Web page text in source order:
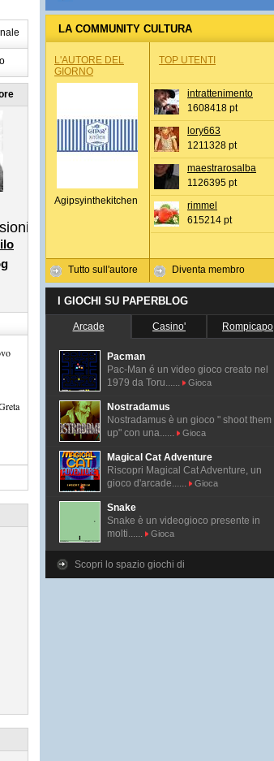
LA COMMUNITY CULTURA
L'AUTORE DEL
GIORNO
Agipsyinthekitchen
Tutto sull'autore
TOP UTENTI
intrattenimento
1608418 pt
lory663
1211328 pt
maestrarosalba
1126395 pt
rimmel
615214 pt
Diventa membro
I GIOCHI SU PAPERBLOG
Arcade Casino' Rompicapo
Pacman
Pac-Man é un video gioco creato nel
1979 da Toru......
Gioca
Nostradamus
Nostradamus è un gioco " shoot them
up" con una......
Gioca
Magical Cat Adventure
Riscopri Magical Cat Adventure, un
gioco d'arcade......
Gioca
Snake
Snake è un videogioco presente in
molti......
Gioca
Scopri lo spazio giochi di